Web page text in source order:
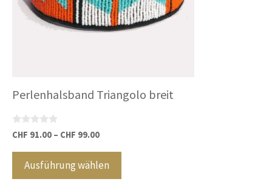
Perlenhalsband Triangolo breit
0
v
CHF 91.00 – CHF 99.00
Ausführung wählen
Optionen
können
werden